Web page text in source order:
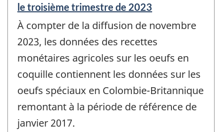
Période
de
référence
de
changement
-
le troisième trimestre de 2023
À compter de la diffusion de novembre
2023, les données des recettes
monétaires agricoles sur les oeufs en
coquille contiennent les données sur les
oeufs spéciaux en Colombie-Britannique
remontant à la période de référence de
janvier 2017.